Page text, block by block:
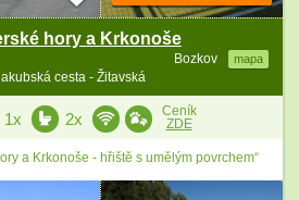
hory a Krkonoše
Bozkov mapa
cesta - Žitavská
1x 2x
Ceník
ZDE
a Krkonoše - hřiště s umělým povrchem“